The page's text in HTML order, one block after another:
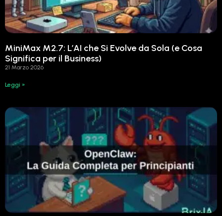
MiniMax M2.7: L’AI che Si Evolve da Sola (e Cosa
Significa per il Business)
21 Marzo 2026
Leggi »